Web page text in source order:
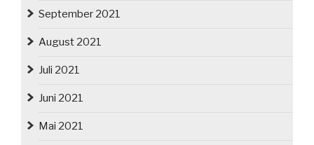
September 2021
August 2021
Juli 2021
Juni 2021
Mai 2021